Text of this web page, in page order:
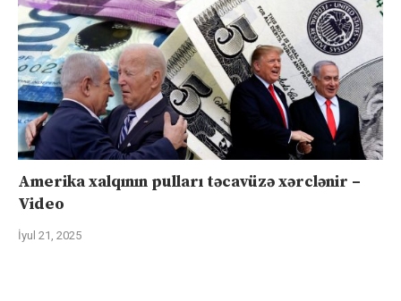
Amerika xalqının pulları təcavüzə xərclənir –
Video
İyul 21, 2025